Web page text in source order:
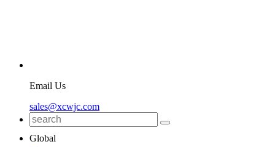
Email Us
sales@xcwjc.com
Global